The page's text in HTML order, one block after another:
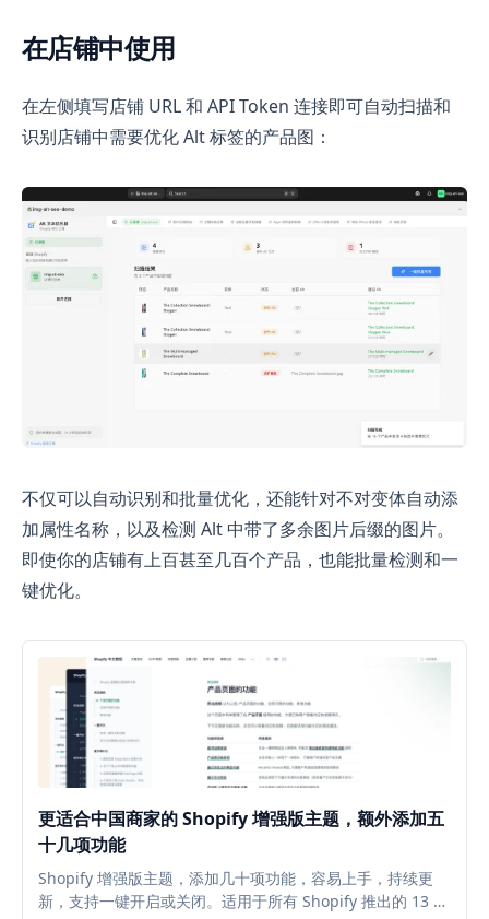
在店铺中使用
在左侧填写店铺 URL 和 API Token 连接即可自动扫描和
识别店铺中需要优化 Alt 标签的产品图：
不仅可以自动识别和批量优化，还能针对不对变体自动添
加属性名称，以及检测 Alt 中带了多余图片后缀的图片。
即使你的店铺有上百甚至几百个产品，也能批量检测和一
键优化。
更适合中国商家的 Shopify 增强版主题，额外添加五
十几项功能
Shopify 增强版主题，添加几十项功能，容易上手，持续更
新，支持一键开启或关闭。适用于所有 Shopify 推出的 13 款